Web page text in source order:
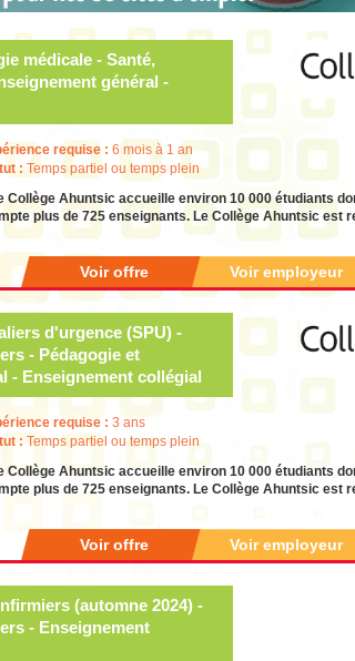
médicale - Santé,
général -
requise : 6 mois à 1 an
:Temps partiel ou temps plein
Ahuntsic accueille environ 10 000 étudiants
plus de 725 enseignants. Le Collège Ahuntsic est
Voir offre Voir employeur
d'urgence (SPU) -
- Pédagogie et
- Enseignement collégial
requise : 3 ans
: Temps partiel ou temps plein
Ahuntsic accueille environ 10 000 étudiants
plus de 725 enseignants. Le Collège Ahuntsic est
Voir offre Voir employeur
(automne 2024) -
- Enseignement